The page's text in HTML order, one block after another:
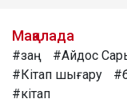
Мақалада
#заң #Айдос
#Кітап шығару
#кітап